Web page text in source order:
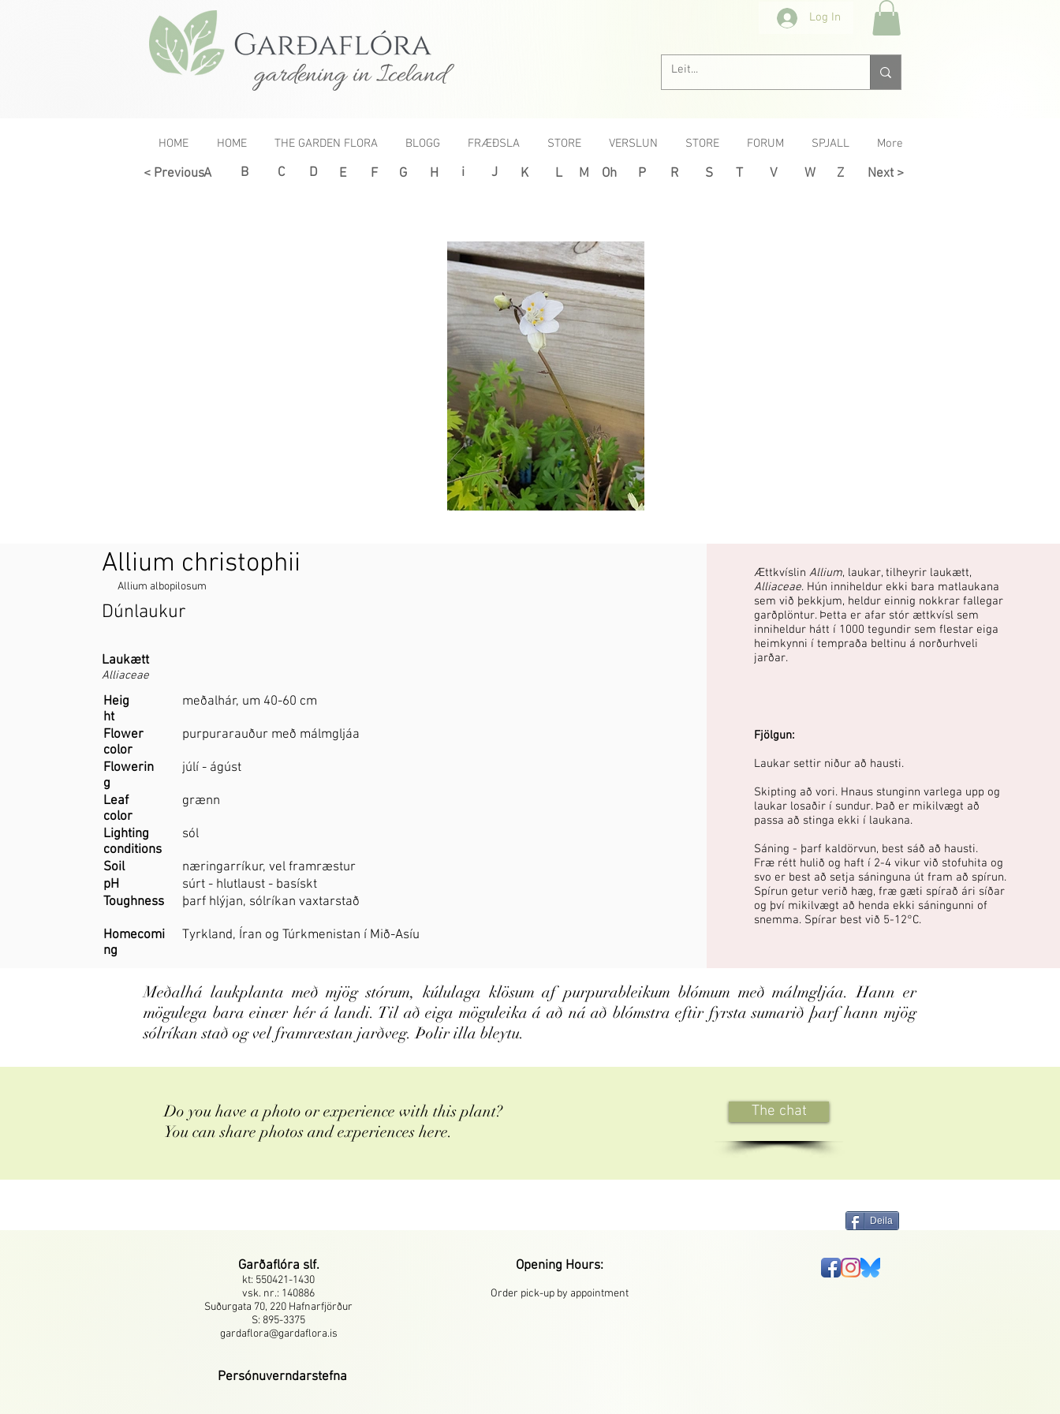
gardening in Iceland
Log In
HOME HOME THE GARDEN FLORA BLOGG FRÆÐSLA STORE VERSLUN STORE FORUM SPJALL More
< Previous Next >
A B C D E F G H i J K L M Oh P R S T V W Z
Allium christophii
Allium albopilosum
Dúnlaukur
Laukætt
Alliaceae
Heig
ht
meðalhár, um 40-60 cm
Flower
color
purpurarauður með málmgljáa
Flowerin
g
júlí - ágúst
Leaf
color
grænn
Lighting
conditions
sól
Soil
næringarríkur, vel framræstur
pH
súrt - hlutlaust - basískt
Toughness
þarf hlýjan, sólríkan vaxtarstað
Homecomi
ng
Tyrkland, Íran og Túrkmenistan í Mið-Asíu
ÆttkvíslinAllium, laukar, tilheyrir laukætt,
Alliaceae. Hún inniheldur ekki bara matlaukana
sem við þekkjum, heldur einnig nokkrar fallegar
garðplöntur. Þetta er afar stór ættkvísl sem
inniheldur hátt í 1000 tegundir sem flestar eiga
heimkynni í tempraða beltinu á norðurhveli
jarðar.
Fjölgun:
Laukar settir niður að hausti.
Skipting að vori. Hnaus stunginn varlega upp og
laukar losaðir í sundur. Það er mikilvægt að
passa að stinga ekki í laukana.
Sáning - þarf kaldörvun, best sáð að hausti.
Fræ rétt hulið og haft í 2-4 vikur við stofuhita og
svo er best að setja sáninguna út fram að spírun.
Spírun getur verið hæg, fræ gæti spírað ári síðar
og því mikilvægt að henda ekki sáningunni of
snemma. Spírar best við 5-12°C.
Meðalhá laukplanta með mjög stórum, kúlulaga klösum af purpurableikum blómum með málmgljáa. Hann er
mögulega bara einær hér á landi. Til að eiga möguleika á að ná að blómstra eftir fyrsta sumarið þarf hann mjög
sólríkan stað og vel framræstan jarðveg. Þolir illa bleytu.
Do you have a photo or experience with this plant?
You can share photos and experiences here.
The chat
Deila
Garðaflóra slf.
kt: 550421-1430
vsk. nr.: 140886
Suðurgata 70, 220 Hafnarfjörður
S: 895-3375
gardaflora@gardaflora.is
Opening Hours:
Order pick-up by appointment
Persónuverndarstefna